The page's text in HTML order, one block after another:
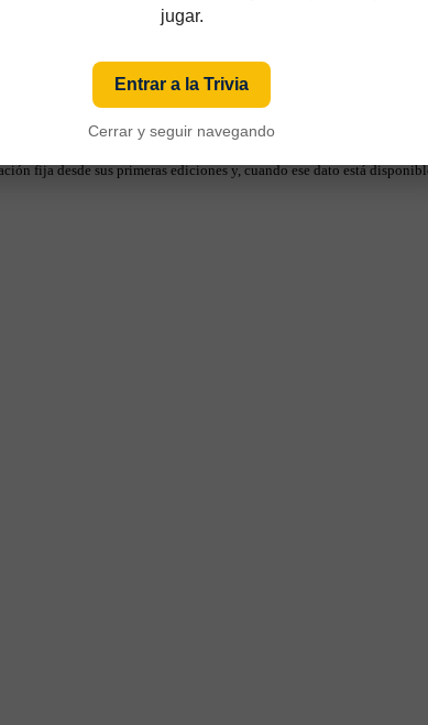
1997 eran consecutivos, no fijos. Esa información aparecía sólo
fija desde sus primeras ediciones y, cuando ese dato está
jugar.
Entrar a la Trivia
Cerrar y seguir navegando